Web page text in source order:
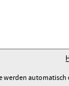
werden automatisch